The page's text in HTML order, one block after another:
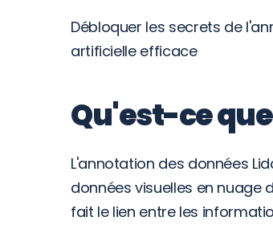
Débloquer les secrets de
artificielle efficace
Qu'est-ce
L'annotation des données
données visuelles en nuage
fait le lien entre les